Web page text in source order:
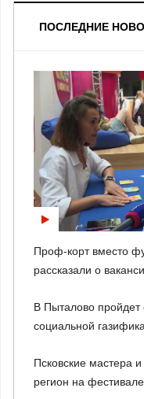
ПОСЛЕДНИЕ
Проф-корт вместо
рассказали о
В Пыталово
социальной
Псковские мастера
регион на фестивале